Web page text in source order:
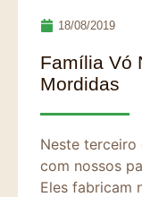
18/08/2019
Família Vó
Mordidas
Neste terceiro
com nossos
Eles fabricam